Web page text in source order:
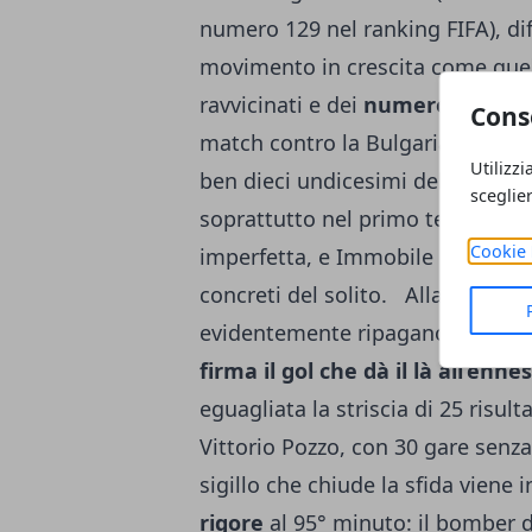
Cookie
numero 129 nel ranking FIFA),
movimento in crescita come
ravvicinati e dei numerosi
match contro la Bulgaria
ben dieci undicesimi della rosa
soprattutto nel primo tempo. La
imperfetta, e Immobile e
concreti del solito. Alla ripresa
evidentemente ripagano bene.
firma il gol che dà il là
eguagliata la striscia di 25
Vittorio Pozzo, con 30 gare
sigillo che chiude la sfida viene
rigore al 95° minuto: il bomber